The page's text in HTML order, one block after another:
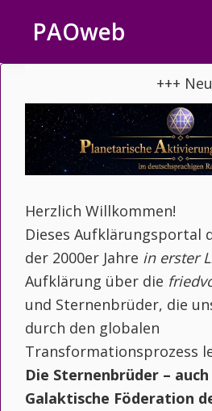
Inhalt
springen
Fußzeile
springen
PAOweb
+++
Herzlich Willkommen!
Dieses Aufklärungsportal
der 2000er Jahre in erster
Aufklärung über die
und Sternenbrüder, die
durch den globalen
Transformationsprozess
Die Sternenbrüder –
Galaktische Föderation